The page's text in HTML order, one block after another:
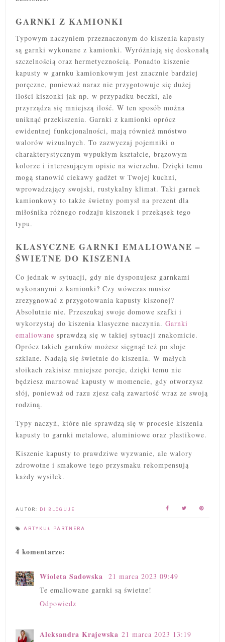
GARNKI Z KAMIONKI
Typowym naczyniem przeznaczonym do kiszenia kapusty
są garnki wykonane z kamionki. Wyróżniają się doskonałą
szczelnością oraz hermetycznością. Ponadto kiszenie
kapusty w garnku kamionkowym jest znacznie bardziej
poręczne, ponieważ naraz nie przygotowuje się dużej
ilości kiszonki jak np. w przypadku beczki, ale
przyrządza się mniejszą ilość. W ten sposób można
uniknąć przekiszenia. Garnki z kamionki oprócz
ewidentnej funkcjonalności, mają również mnóstwo
walorów wizualnych. To zazwyczaj pojemniki o
charakterystycznym wypukłym kształcie, brązowym
kolorze i interesującym opisie na wierzchu. Dzięki temu
mogą stanowić ciekawy gadżet w Twojej kuchni,
wprowadzający swojski, rustykalny klimat. Taki garnek
kamionkowy to także świetny pomysł na prezent dla
miłośnika różnego rodzaju kiszonek i przekąsek tego
typu.
KLASYCZNE GARNKI EMALIOWANE –
ŚWIETNE DO KISZENIA
Co jednak w sytuacji, gdy nie dysponujesz garnkami
wykonanymi z kamionki? Czy wówczas musisz
zrezygnować z przygotowania kapusty kiszonej?
Absolutnie nie. Przeszukaj swoje domowe szafki i
wykorzystaj do kiszenia klasyczne naczynia. Garnki
emaliowane sprawdzą się w takiej sytuacji znakomicie.
Oprócz takich garnków możesz sięgnąć też po słoje
szklane. Nadają się świetnie do kiszenia. W małych
słoikach zakisisz mniejsze porcje, dzięki temu nie
będziesz marnować kapusty w momencie, gdy otworzysz
słój, ponieważ od razu zjesz całą zawartość wraz ze swoją
rodziną.
Typy naczyń, które nie sprawdzą się w procesie kiszenia
kapusty to garnki metalowe, aluminiowe oraz plastikowe.
Kiszenie kapusty to prawdziwe wyzwanie, ale walory
zdrowotne i smakowe tego przysmaku rekompensują
każdy wysiłek.
AUTOR: DI BLOGUJE
ARTYKUŁ PARTNERA
4 komentarze:
Wioleta Sadowska
21 marca 2023 09:49
Te emaliowane garnki są świetne!
Odpowiedz
Aleksandra Krajewska 21 marca 2023 13:19